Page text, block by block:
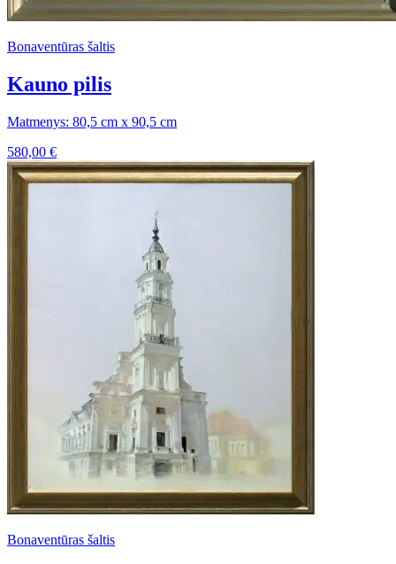
Bonaventūras šaltis
Kauno pilis
Matmenys: 80,5 cm x 90,5 cm
580,00 €
Bonaventūras šaltis